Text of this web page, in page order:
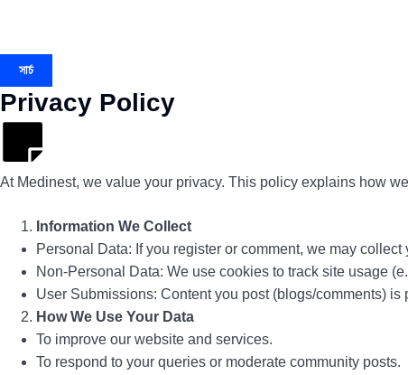
সার্চ
Privacy Policy
At Medinest, we value your privacy. This policy explains how
Information We Collect
Personal Data: If you register or comment, we may
Non-Personal Data: We use cookies to track site usage
User Submissions: Content you post (blogs/comments) is
How We Use Your Data
To improve our website and services.
To respond to your queries or moderate community posts.